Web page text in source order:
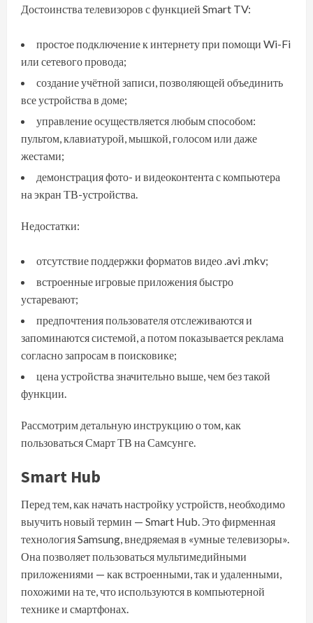
Достоинства телевизоров с функцией Smart TV:
простое подключение к интернету при помощи Wi-Fi
или сетевого провода;
создание учётной записи, позволяющей объединить
все устройства в доме;
управление осуществляется любым способом:
пультом, клавиатурой, мышкой, голосом или даже
жестами;
демонстрация фото- и видеоконтента с компьютера
на экран ТВ-устройства.
Недостатки:
отсутствие поддержки форматов видео .avi .mkv;
встроенные игровые приложения быстро
устаревают;
предпочтения пользователя отслеживаются и
запоминаются системой, а потом показывается реклама
согласно запросам в поисковике;
цена устройства значительно выше, чем без такой
функции.
Рассмотрим детальную инструкцию о том, как
пользоваться Смарт ТВ на Самсунге.
Smart Hub
Перед тем, как начать настройку устройств, необходимо
выучить новый термин — Smart Hub. Это фирменная
технология Samsung, внедряемая в «умные телевизоры».
Она позволяет пользоваться мультимедийными
приложениями — как встроенными, так и удаленными,
похожими на те, что используются в компьютерной
технике и смартфонах.